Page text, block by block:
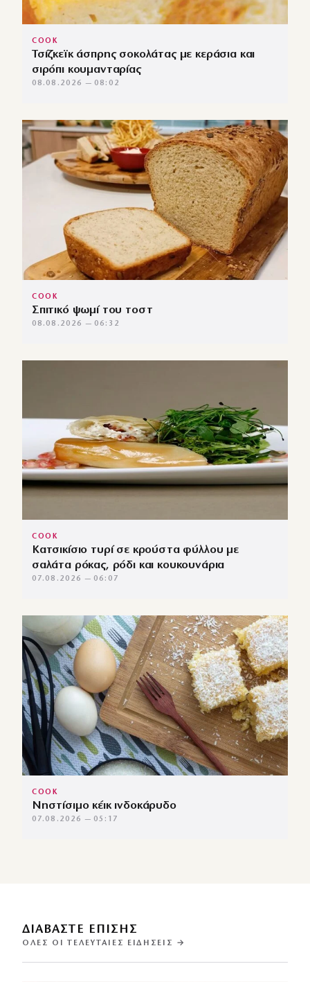
COOK
Τσίζκεϊκ άσπρης σοκολάτας με κεράσια και
σιρόπι κουμανταρίας
08.08.2026 — 08:02
COOK
Σπιτικό ψωμί του τοστ
08.08.2026 — 06:32
COOK
Κατσικίσιο τυρί σε κρούστα φύλλου με
σαλάτα ρόκας, ρόδι και κουκουνάρια
07.08.2026 — 06:07
COOK
Νηστίσιμο κέικ ινδοκάρυδο
07.08.2026 — 05:17
ΔΙΑΒΑΣΤΕ ΕΠΙΣΗΣ
ΌΛΕΣ ΟΙ ΤΕΛΕΥΤΑΊΕΣ ΕΙΔΉΣΕΙΣ →